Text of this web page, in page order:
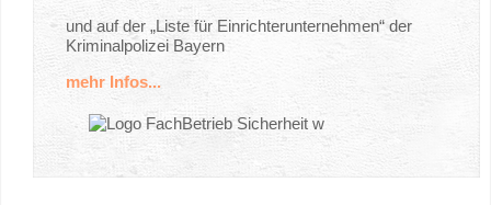
und auf der „Liste für Einrichterunternehmen“ der
Kriminalpolizei Bayern
mehr Infos...